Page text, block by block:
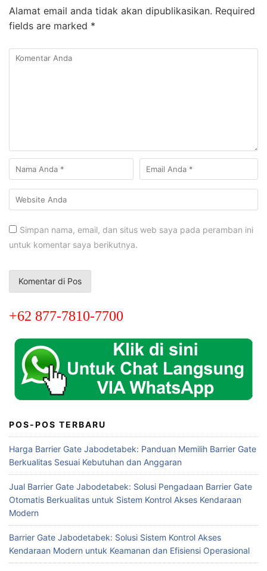
Alamat email anda tidak akan dipublikasikan. Required
fields are marked *
Simpan nama, email, dan situs web saya pada peramban ini
untuk komentar saya berikutnya.
+62 877-7810-7700
POS-POS TERBARU
Harga Barrier Gate Jabodetabek: Panduan Memilih Barrier Gate
Berkualitas Sesuai Kebutuhan dan Anggaran
Jual Barrier Gate Jabodetabek: Solusi Pengadaan Barrier Gate
Otomatis Berkualitas untuk Sistem Kontrol Akses Kendaraan
Modern
Barrier Gate Jabodetabek: Solusi Sistem Kontrol Akses
Kendaraan Modern untuk Keamanan dan Efisiensi Operasional